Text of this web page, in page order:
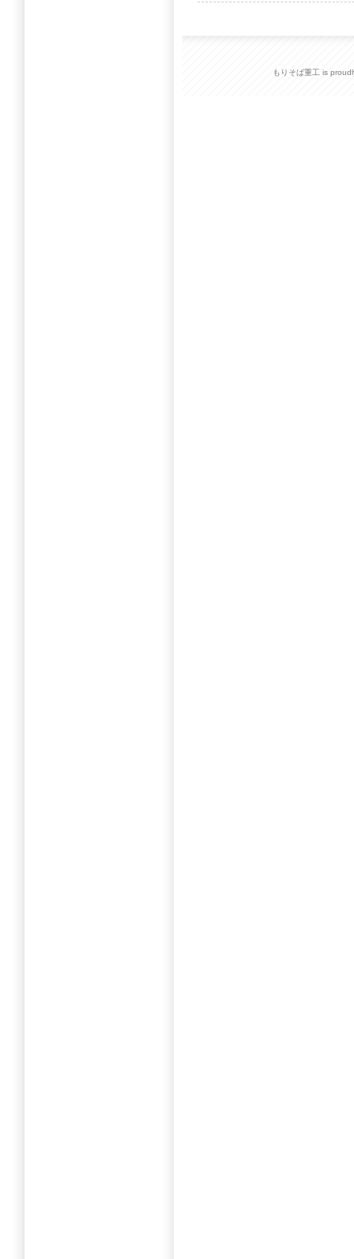
もりそば重工 is